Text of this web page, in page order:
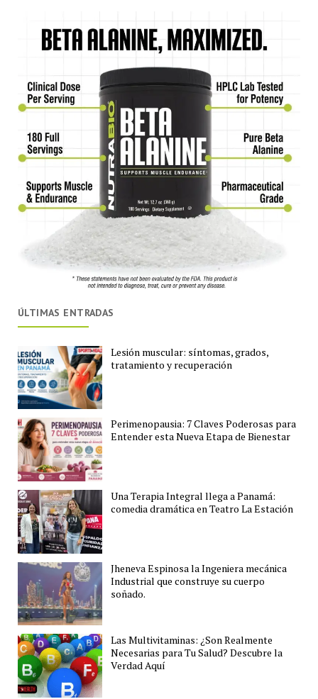
ÚLTIMAS ENTRADAS
Lesión muscular: síntomas, grados,
tratamiento y recuperación
Perimenopausia: 7 Claves Poderosas para
Entender esta Nueva Etapa de Bienestar
Una Terapia Integral llega a Panamá:
comedia dramática en Teatro La Estación
Jheneva Espinosa la Ingeniera mecánica
Industrial que construye su cuerpo
soñado.
Las Multivitaminas: ¿Son Realmente
Necesarias para Tu Salud? Descubre la
Verdad Aquí